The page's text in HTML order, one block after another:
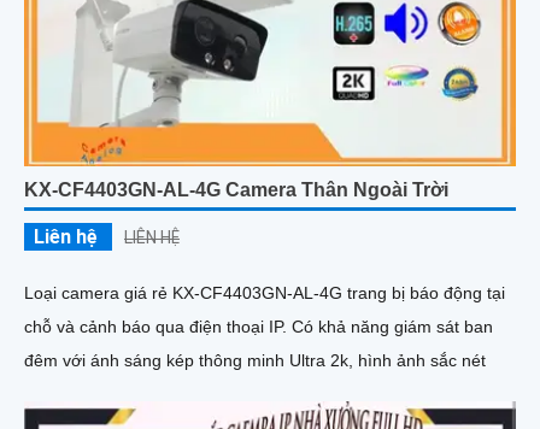
KX-CF4403GN-AL-4G Camera Thân Ngoài Trời
Liên hệ LIÊN HỆ
Loại camera giá rẻ KX-CF4403GN-AL-4G trang bị báo động tại
chỗ và cảnh báo qua điện thoại IP. Có khả năng giám sát ban
đêm với ánh sáng kép thông minh Ultra 2k, hình ảnh sắc nét